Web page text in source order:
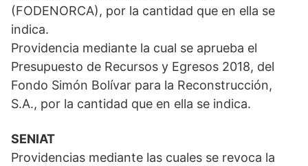
(FODENORCA), por la cantidad que en ella se
indica.
Providencia mediante la cual se aprueba el
Presupuesto de Recursos y Egresos 2018, del
Fondo Simón Bolívar para la Reconstrucción,
S.A., por la cantidad que en ella se indica.
SENIAT
Providencias mediante las cuales se revoca la